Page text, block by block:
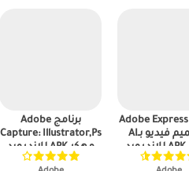
برنامج Adobe Express
: تصميم فيديو بـAI
مهكر APK للاندرويد
2025
برنامج Adobe
Capture: Illustrator,Ps
مهكر APK للاندرويد
2025